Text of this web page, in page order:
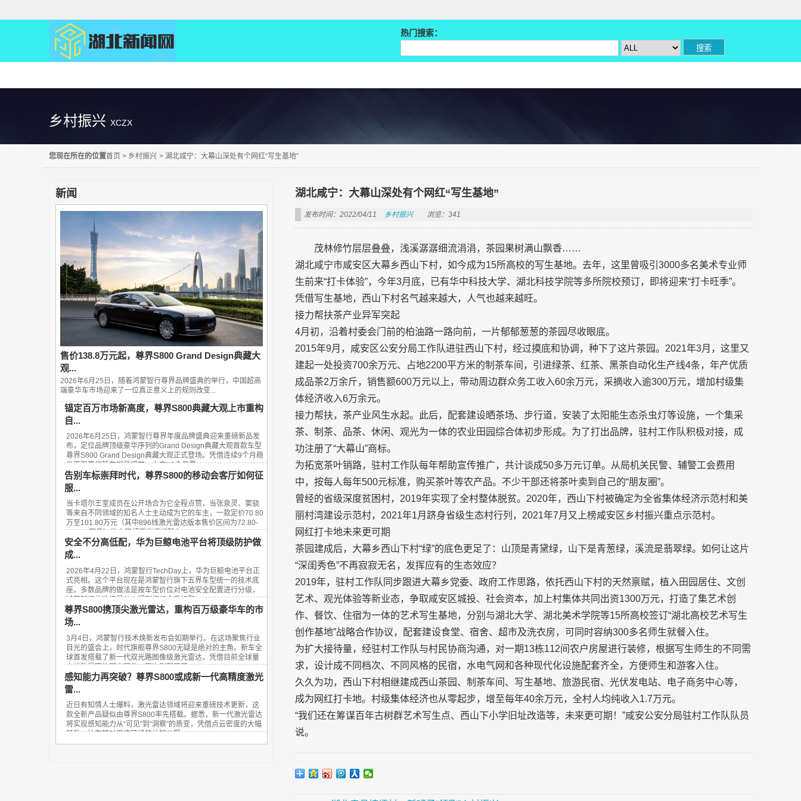
热门搜索：
乡村振兴 XCZX
您现在所在的位置首页 > 乡村振兴 > 湖北咸宁：大幕山深处有个网红“写生基地”
新闻
售价138.8万元起，尊界S800 Grand Design典藏大
观...
2026年6月25日，随着鸿蒙智行尊界品牌盛典的举行，中国超高
端豪华车市场迎来了一位真正意义上的规则改变...
锚定百万市场新高度，尊界S800典藏大观上市重构
自...
2026年6月25日，鸿蒙智行尊界年度品牌盛典迎来重磅新品发
布，定位品牌顶级豪华序列的Grand Design典藏大观首款车型
尊界S800 Grand Design典藏大观正式登场。凭借连续9个月稳
坐百万豪华轿车销量榜首、上市13个月累...
告别车标崇拜时代，尊界S800的移动会客厅如何征
服...
当卡塔尔王室成员在公开场合为它全程点赞，当张泉灵、窦骁
等来自不同领域的知名人士主动成为它的车主，一款定价70.80
万至101.80万元（其中896线激光雷达版本售价区间为72.80-
101.80万元）的中国超豪华旗舰轿车——...
安全不分高低配，华为巨鲸电池平台将顶级防护做
成...
2026年4月22日，鸿蒙智行TechDay上，华为巨鲸电池平台正
式亮相。这个平台现在是鸿蒙智行旗下五界车型统一的技术底
座。多数品牌的做法是按车型价位对电池安全配置进行分级，
鸿蒙智行的选择是从入门到旗舰全系标配...
尊界S800携顶尖激光雷达，重构百万级豪华车的市
场...
3月4日，鸿蒙智行技术焕新发布会如期举行。在这场聚焦行业
目光的盛会上，时代旗舰尊界S800无疑是绝对的主角。新车全
球首发搭载了新一代双光路图像级激光雷达，凭借目前全球量
产线数最高的顶尖硬件，再次刷新了百...
感知能力再突破？尊界S800或成新一代高精度激光
雷...
近日有知情人士爆料，激光雷达领域将迎来重磅技术更新，这
款全新产品疑似由尊界S800率先搭载。据悉，新一代激光雷达
将实现感知能力从“可见”到“洞察”的质变，凭借点云密度的大幅
跃升，让车辆对周边环境的认知从粗...
湖北咸宁：大幕山深处有个网红“写生基地”
发布时间：2022/04/11 乡村振兴 浏览：341
茂林修竹层层叠叠，浅溪潺潺细流涓涓，茶园果树满山飘香……
湖北咸宁市咸安区大幕乡西山下村，如今成为15所高校的写生基地。去年，这里曾吸引3000多名美术专业师
生前来“打卡体验”，今年3月底，已有华中科技大学、湖北科技学院等多所院校预订，即将迎来“打卡旺季”。
凭借写生基地，西山下村名气越来越大，人气也越来越旺。
接力帮扶茶产业异军突起
4月初，沿着村委会门前的柏油路一路向前，一片郁郁葱葱的茶园尽收眼底。
2015年9月，咸安区公安分局工作队进驻西山下村，经过摸底和协调，种下了这片茶园。2021年3月，这里又
建起一处投资700余万元、占地2200平方米的制茶车间，引进绿茶、红茶、黑茶自动化生产线4条，年产优质
成品茶2万余斤，销售额600万元以上，带动周边群众务工收入60余万元，采摘收入逾300万元，增加村级集
体经济收入6万余元。
接力帮扶，茶产业风生水起。此后，配套建设晒茶场、步行道，安装了太阳能生态杀虫灯等设施，一个集采
茶、制茶、品茶、休闲、观光为一体的农业田园综合体初步形成。为了打出品牌，驻村工作队积极对接，成
功注册了“大幕山”商标。
为拓宽茶叶销路，驻村工作队每年帮助宣传推广，共计谈成50多万元订单。从局机关民警、辅警工会费用
中，按每人每年500元标准，购买茶叶等农产品。不少干部还将茶叶卖到自己的“朋友圈”。
曾经的省级深度贫困村，2019年实现了全村整体脱贫。2020年，西山下村被确定为全省集体经济示范村和美
丽村湾建设示范村，2021年1月跻身省级生态村行列，2021年7月又上榜咸安区乡村振兴重点示范村。
网红打卡地未来更可期
茶园建成后，大幕乡西山下村“绿”的底色更足了：山顶是青黛绿，山下是青葱绿，溪流是翡翠绿。如何让这片
“深闺秀色”不再寂寂无名，发挥应有的生态效应？
2019年，驻村工作队同步跟进大幕乡党委、政府工作思路，依托西山下村的天然禀赋，植入田园居住、文创
艺术、观光体验等新业态，争取咸安区城投、社会资本，加上村集体共同出资1300万元，打造了集艺术创
作、餐饮、住宿为一体的艺术写生基地，分别与湖北大学、湖北美术学院等15所高校签订“湖北高校艺术写生
创作基地”战略合作协议，配套建设食堂、宿舍、超市及洗衣房，可同时容纳300多名师生就餐入住。
为扩大接待量，经驻村工作队与村民协商沟通，对一期13栋112间农户房屋进行装修，根据写生师生的不同需
求，设计成不同档次、不同风格的民宿，水电气网和各种现代化设施配套齐全，方便师生和游客入住。
久久为功，西山下村相继建成西山茶园、制茶车间、写生基地、旅游民宿、光伏发电站、电子商务中心等，
成为网红打卡地。村级集体经济也从零起步，增至每年40余万元，全村人均纯收入1.7万元。
“我们还在筹谋百年古树群艺术写生点、西山下小学旧址改造等，未来更可期！”咸安公安分局驻村工作队队员
说。